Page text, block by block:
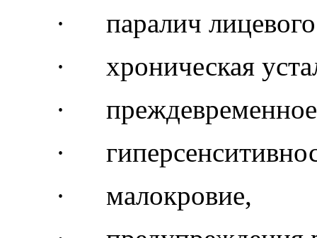
·
паралич
·
хроническая
·
·
·
малокровие,